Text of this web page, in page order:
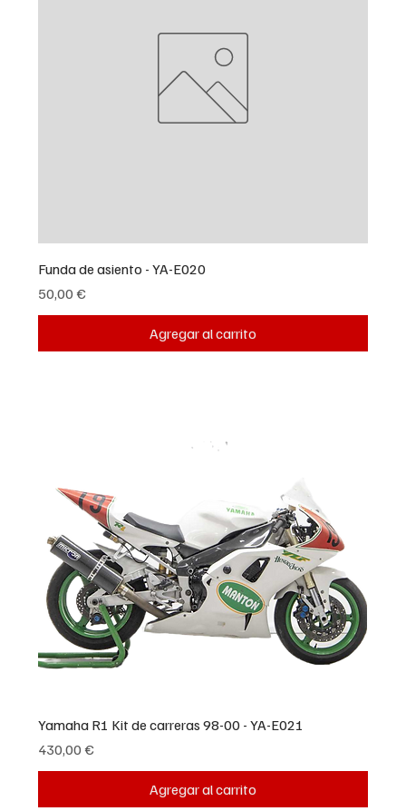
Funda de asiento - YA-E020
Precio
50,00 €
Agregar al carrito
Yamaha R1 Kit de carreras 98-00 - YA-E021
Precio
430,00 €
Agregar al carrito